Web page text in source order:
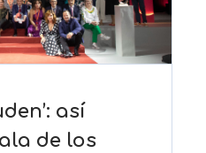
así
de los